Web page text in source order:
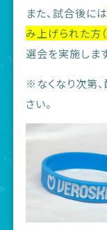
また、試合後には
み上げられた方
選会を実施しま
※なくなり次第
さい。